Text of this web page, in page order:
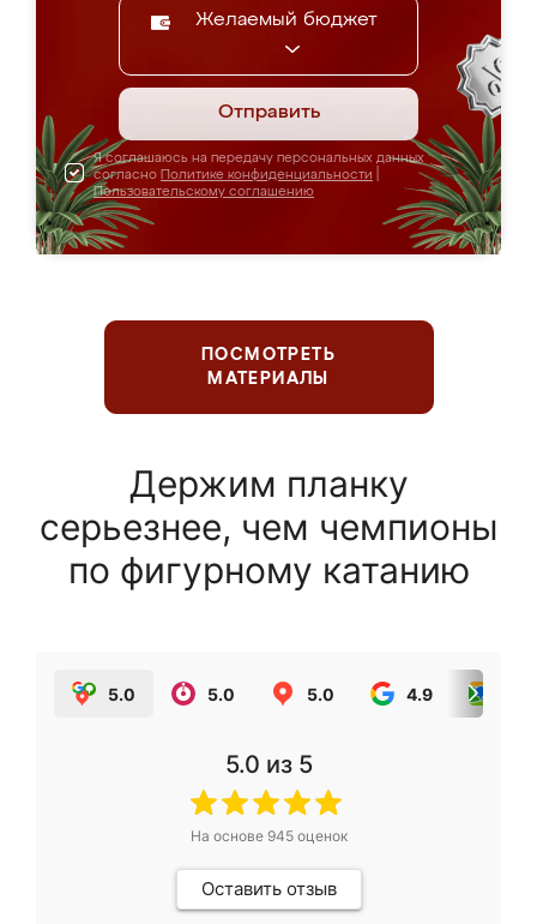
Желаемый бюджет
Отправить
Я соглашаюсь на передачу персональных данных
согласно Политике конфиденциальности
Пользовательскому соглашению
ПОСМОТРЕТЬ
МАТЕРИАЛЫ
Держим планку
серьезнее, чем чемпионы
по фигурному катанию
5.0 5.0 5.0 4.9
5.0 из 5
На основе 945оценок
Оставить отзыв